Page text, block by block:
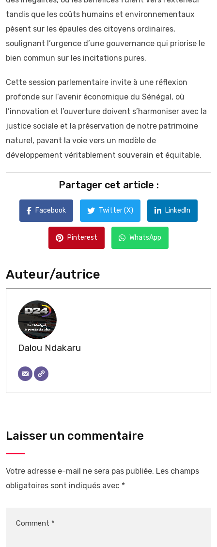
tandis que les coûts humains et environnementaux
pèsent sur les épaules des citoyens ordinaires,
soulignant l’urgence d’une gouvernance qui priorise le
bien commun sur les incitations pures.
Cette session parlementaire invite à une réflexion
profonde sur l’avenir économique du Sénégal, où
l’innovation et l’ouverture doivent s’harmoniser avec la
justice sociale et la préservation de notre patrimoine
naturel, pavant la voie vers un modèle de
développement véritablement souverain et équitable.
Partager cet article :
Facebook Twitter (X) LinkedIn
Pinterest WhatsApp
Auteur/autrice
Dalou Ndakaru
Laisser un commentaire
Votre adresse e-mail ne sera pas publiée. Les champs
obligatoires sont indiqués avec *